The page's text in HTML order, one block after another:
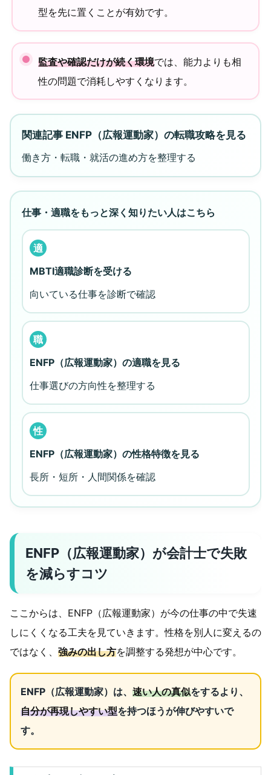
型を先に置くことが有効です。
監査や確認だけが続く環境では、能力よりも相
性の問題で消耗しやすくなります。
関連記事 ENFP（広報運動家）の転職攻略を見る
働き方・転職・就活の進め方を整理する
仕事・適職をもっと深く知りたい人はこちら
適
MBTI適職診断を受ける
向いている仕事を診断で確認
職
ENFP（広報運動家）の適職を見る
仕事選びの方向性を整理する
性
ENFP（広報運動家）の性格特徴を見る
長所・短所・人間関係を確認
ENFP（広報運動家）が会計士で失敗
を減らすコツ
ここからは、ENFP（広報運動家）が今の仕事の中で失速
しにくくなる工夫を見ていきます。性格を別人に変えるの
ではなく、 強みの出し方を調整する発想が中心です。
ENFP（広報運動家）は、 速い人の真似をするより、
自分が再現しやすい型を持つほうが伸びやすいで
す。